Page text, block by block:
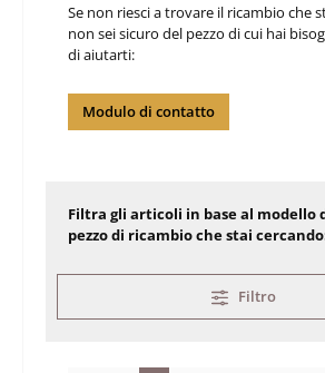
Se non riesci a trovare il ricambio che
non sei sicuro del pezzo di cui hai
di aiutarti:
Modulo di contatto
Filtra gli articoli in base al modello
pezzo di ricambio che stai
Filtro